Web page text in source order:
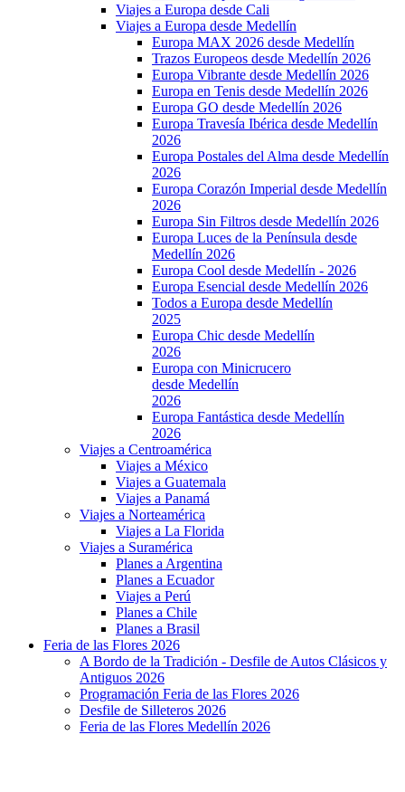
Viajes a Europa desde Cali
Viajes a Europa desde Medellín
Europa MAX 2026 desde Medellín
Trazos Europeos desde Medellín 2026
Europa Vibrante desde Medellín 2026
Europa en Tenis desde Medellín 2026
Europa GO desde Medellín 2026
Europa Travesía Ibérica desde Medellín
2026
Europa Postales del Alma desde Medellín
2026
Europa Corazón Imperial desde Medellín
2026
Europa Sin Filtros desde Medellín 2026
Europa Luces de la Península desde
Medellín 2026
Europa Cool desde Medellín - 2026
Europa Esencial desde Medellín 2026
Todos a Europa desde Medellín
2025
Europa Chic desde Medellín
2026
Europa con Minicrucero
desde Medellín
2026
Europa Fantástica desde Medellín
2026
Viajes a Centroamérica
Viajes a México
Viajes a Guatemala
Viajes a Panamá
Viajes a Norteamérica
Viajes a La Florida
Viajes a Suramérica
Planes a Argentina
Planes a Ecuador
Viajes a Perú
Planes a Chile
Planes a Brasil
Feria de las Flores 2026
A Bordo de la Tradición - Desfile de Autos Clásicos y
Antiguos 2026
Programación Feria de las Flores 2026
Desfile de Silleteros 2026
Feria de las Flores Medellín 2026